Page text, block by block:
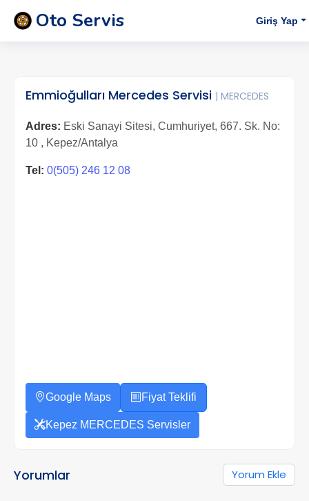
Oto Servis Giriş Yap
Emmioğulları Mercedes Servisi | MERCEDES
Adres: Eski Sanayi Sitesi, Cumhuriyet, 667. Sk. No:
10 , Kepez/Antalya
Tel: 0(505) 246 12 08
Google Maps Fiyat Teklifi
Kepez MERCEDES Servisler
Yorumlar Yorum Ekle